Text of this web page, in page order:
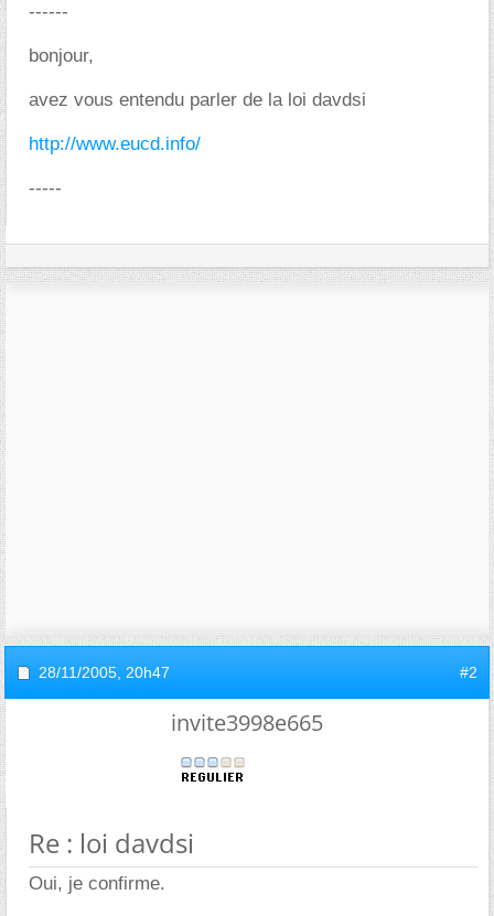
------
bonjour,
avez vous entendu parler de la loi davdsi
http://www.eucd.info/
-----
28/11/2005, 20h47 #2
invite3998e665
Re : loi davdsi
Oui, je confirme.